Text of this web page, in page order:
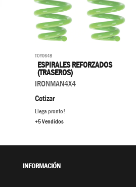
TOY064B
ESPIRALES REFORZADOS
(TRASEROS)
IRONMAN4X4
Cotizar
Llega pronto!
+5 Vendidos
INFORMACIÓN